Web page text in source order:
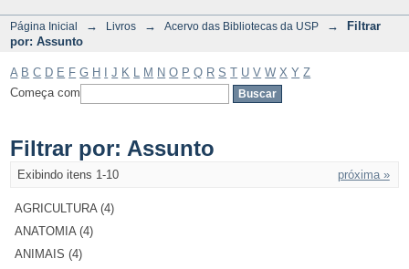
Página Inicial → Livros → Acervo das Bibliotecas da USP →
Filtrar
por: Assunto
A B C D E F G H J K M N O P Q R S T U V W X Y Z
Começa com
Filtrar por: Assunto
Exibindo itens 1-10 próxima »
AGRICULTURA (4)
ANATOMIA (4)
ANIMAIS (4)